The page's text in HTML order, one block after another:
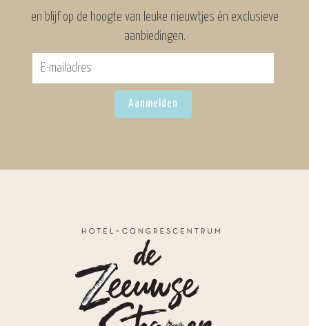
en blijf op de hoogte van leuke nieuwtjes én exclusieve
aanbiedingen.